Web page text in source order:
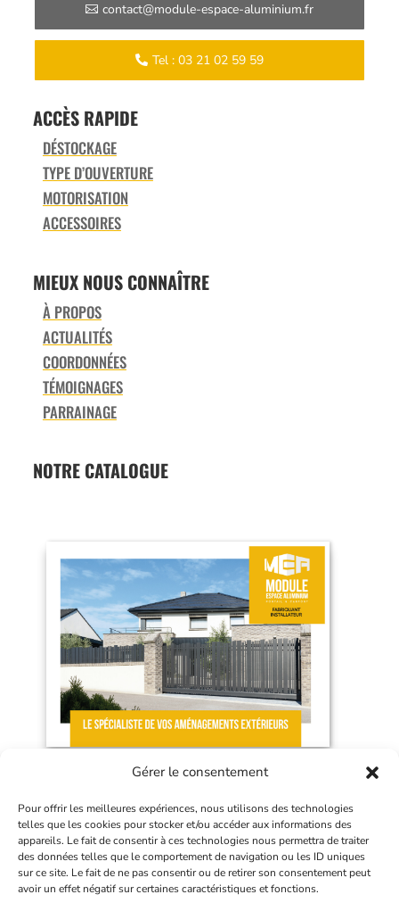
Gérer le consentement
Pour offrir les meilleures expériences, nous utilisons des technologies
telles que les cookies pour stocker et/ou accéder aux informations des
appareils. Le fait de consentir à ces technologies nous permettra de traiter
des données telles que le comportement de navigation ou les ID uniques
sur ce site. Le fait de ne pas consentir ou de retirer son consentement peut
avoir un effet négatif sur certaines caractéristiques et fonctions.
contact@module-espace-aluminium.fr
Tel : 03 21 02 59 59
ACCÈS RAPIDE
DÉSTOCKAGE
TYPE D’OUVERTURE
MOTORISATION
ACCESSOIRES
MIEUX NOUS CONNAÎTRE
À PROPOS
ACTUALITÉS
COORDONNÉES
TÉMOIGNAGES
PARRAINAGE
NOTRE CATALOGUE
© 2026 Module Espace Aluminium - Tous droits réservés
Hibrido,Création de site internet à Béthune